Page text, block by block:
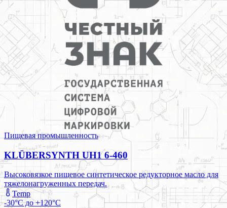
Пищевая промышленность
KLÜBERSYNTH UH1 6-460
Высоковязкое пищевое синтетическое редукторное масло для
тяжелонагруженных передач.
Temp
-30°C до +120°C